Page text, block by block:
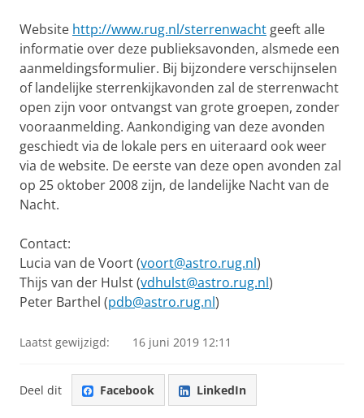
Website http://www.rug.nl/sterrenwacht geeft alle
informatie over deze publieksavonden, alsmede een
aanmeldingsformulier. Bij bijzondere verschijnselen
of landelijke sterrenkijkavonden zal de sterrenwacht
open zijn voor ontvangst van grote groepen, zonder
vooraanmelding. Aankondiging van deze avonden
geschiedt via de lokale pers en uiteraard ook weer
via de website. De eerste van deze open avonden zal
op 25 oktober 2008 zijn, de landelijke Nacht van de
Nacht.
Contact:
Lucia van de Voort (voort@astro.rug.nl)
Thijs van der Hulst (vdhulst@astro.rug.nl)
Peter Barthel (pdb@astro.rug.nl)
Laatst gewijzigd: 16 juni 2019 12:11
Deel dit Facebook LinkedIn